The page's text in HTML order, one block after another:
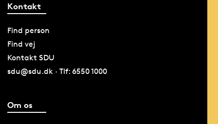
Kontakt
Find person
Find vej
Kontakt SDU
sdu@sdu.dk · Tlf: 6550 1000
Om os